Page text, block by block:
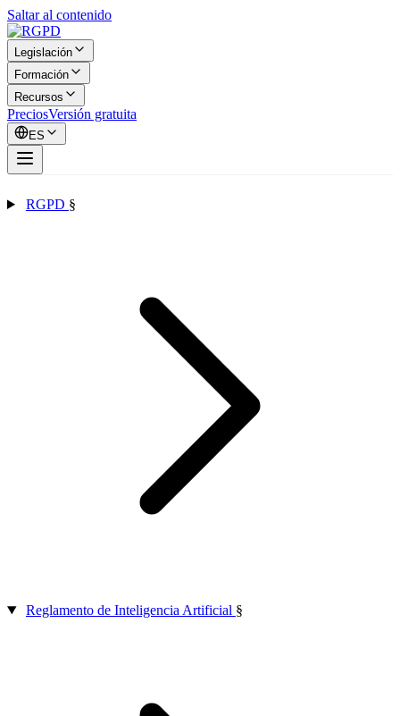
Saltar al contenido
Legislación
Formación
Recursos
PreciosVersión gratuita
ES
RGPD §
Reglamento de Inteligencia Artificial §